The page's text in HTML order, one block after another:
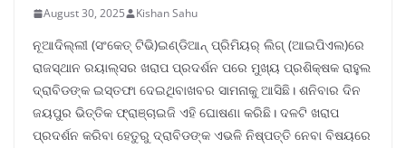
August 30, 2025 Kishan Sahu
ନୂଆଦିଲ୍ଲୀ (ସଂକେତ୍ ଟିଭି)ଇଣ୍ଡିଆନ୍ ପ୍ରିମିୟର୍ ଲିଗ୍ (ଆଇପିଏଲ)ରେ
ରାଜସ୍ଥାନ ରୟାଲ୍ସର ଖରାପ ପ୍ରଦର୍ଶନ ପରେ ମୁଖ୍ୟ ପ୍ରଶିକ୍ଷକ ରାହୁଲ
ଦ୍ରାବିଡଙ୍କ ଇସ୍ତଫା ଦେଇଥିବାଖବର ସାମନାକୁ ଆସିଛି। ଶନିବାର ଦିନ
ଜୟପୁର ଭିତ୍ତିକ ଫ୍ରାଞ୍ଚାଇଜି ଏହି ଘୋଷଣା କରିଛି। ଦଳଟି ଖରାପ
ପ୍ରଦର୍ଶନ କରିବା ହେତୁରୁ ଦ୍ରାବିଡଙ୍କ ଏଭଳି ନିଷ୍ପତ୍ତି ନେବା ବିଷୟରେ